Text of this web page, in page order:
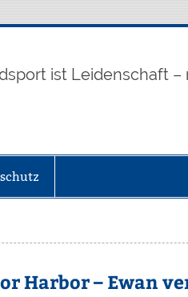
ist Leidenschaft
Harbor – Ewan